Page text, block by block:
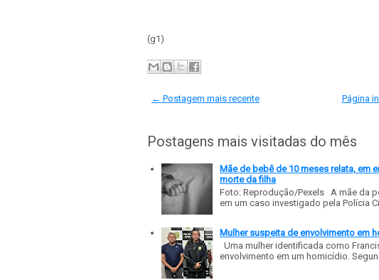
(g1)
← Postagem mais recente Página
Postagens mais visitadas do mês
Mãe de bebê de 10 meses relata, em
morte da filha
Foto: Reprodução/Pexels A mãe da
em um caso investigado pela Polícia
Mulher suspeita de envolvimento em
Uma mulher identificada como
envolvimento em um homicídio.